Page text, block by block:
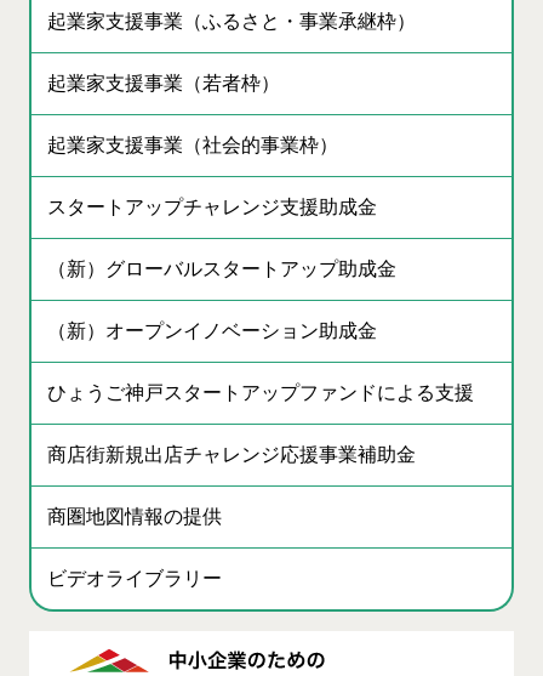
起業家支援事業（ふるさと・事業承継枠）
起業家支援事業（若者枠）
起業家支援事業（社会的事業枠）
スタートアップチャレンジ支援助成金
（新）グローバルスタートアップ助成金
（新）オープンイノベーション助成金
ひょうご神戸スタートアップファンドによる支援
商店街新規出店チャレンジ応援事業補助金
商圏地図情報の提供
ビデオライブラリー